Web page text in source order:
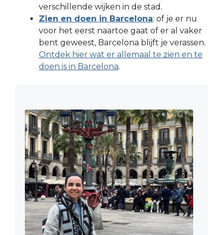
verschillende wijken in de stad.
Zien en doen in Barcelona: of je er nu
voor het eerst naartoe gaat of er al vaker
bent geweest, Barcelona blijft je verassen.
Ontdek hier wat er allemaal te zien en te
doen is in Barcelona.